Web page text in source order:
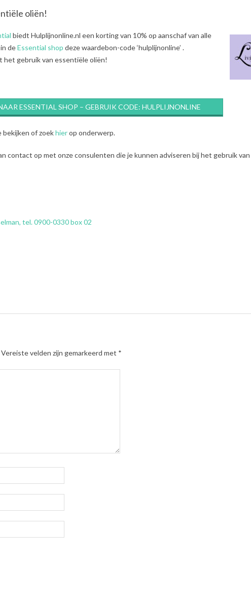
oliën!
biedt Hulplijnonline.nl een korting van 10% op aanschaf van alle
deEssential shop deze waardebon-code ‘hulplijnonline’ .
het gebruik van essentiële oliën!
ESSENTIAL SHOP – GEBRUIK CODE: HULPLIJNONLINE
bekijken of zoekhierop onderwerp.
contact op met onze consulenten die je kunnen adviseren bij het gebruik
tel. 0900-0330 box 02
Vereiste velden zijn gemarkeerd met *